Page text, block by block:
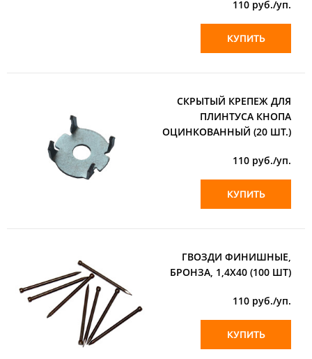
110 руб./уп.
КУПИТЬ
СКРЫТЫЙ КРЕПЕЖ ДЛЯ
ПЛИНТУСА КНОПА
ОЦИНКОВАННЫЙ (20 ШТ.)
110 руб./уп.
КУПИТЬ
ГВОЗДИ ФИНИШНЫЕ,
БРОНЗА, 1,4Х40 (100 ШТ)
110 руб./уп.
КУПИТЬ